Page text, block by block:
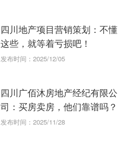
四川地产项目营销策划：不懂
这些，就等着亏损吧！
发布时间：2025/12/05
四川广佰沐房地产经纪有限公
司：买房卖房，他们靠谱吗？
发布时间：2025/11/28